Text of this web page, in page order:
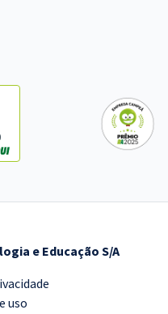
e Educação S/A
uso